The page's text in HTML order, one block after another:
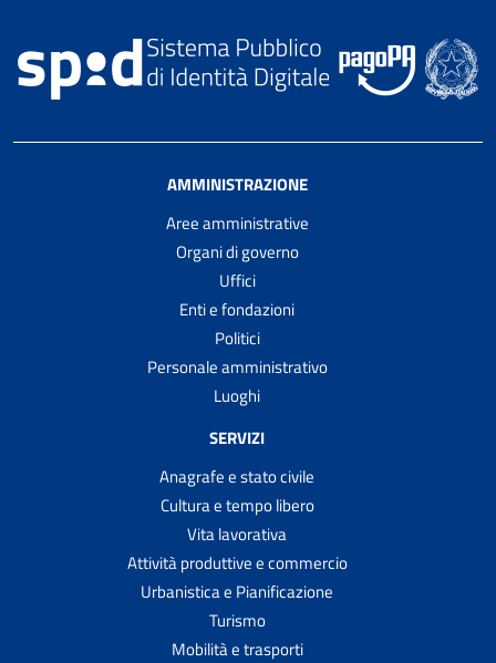
AMMINISTRAZIONE
Aree amministrative
Organi di governo
Uffici
Enti e fondazioni
Politici
Personale amministrativo
Luoghi
SERVIZI
Anagrafe e stato civile
Cultura e tempo libero
Vita lavorativa
Attività produttive e commercio
Urbanistica e Pianificazione
Turismo
Mobilità e trasporti